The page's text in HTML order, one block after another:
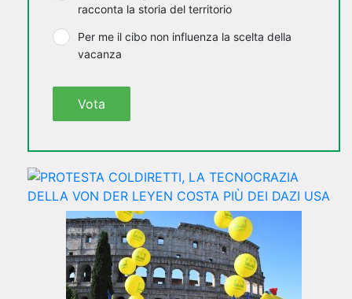
racconta la storia del territorio
Per me il cibo non influenza la scelta della
vacanza
Vota